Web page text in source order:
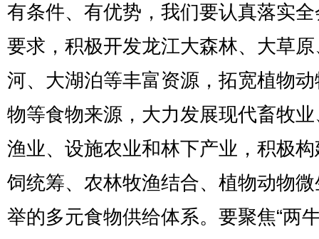
有条件、有优势，我们要认真落实
要求，积极开发龙江大森林、大草
河、大湖泊等丰富资源，拓宽植物
物等食物来源，大力发展现代畜牧
渔业、设施农业和林下产业，积极
饲统筹、农林牧渔结合、植物动物
举的多元食物供给体系。要聚焦“两